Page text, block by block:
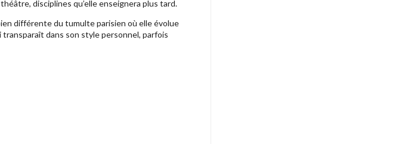
disciplines qu’elle enseignera plus tard.
différente du tumulte parisien où elle évolue
dans son style personnel, parfois